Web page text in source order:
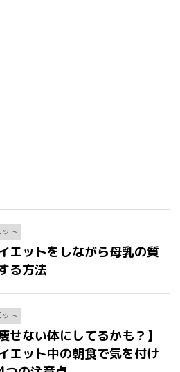
ト
エットをしながら母乳の質
る方法
ト
せない体にしてるかも？】
エット中の朝食で気を付け